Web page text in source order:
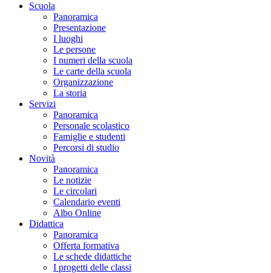
Scuola
Panoramica
Presentazione
I luoghi
Le persone
I numeri della scuola
Le carte della scuola
Organizzazione
La storia
Servizi
Panoramica
Personale scolastico
Famiglie e studenti
Percorsi di studio
Novità
Panoramica
Le notizie
Le circolari
Calendario eventi
Albo Online
Didattica
Panoramica
Offerta formativa
Le schede didattiche
I progetti delle classi